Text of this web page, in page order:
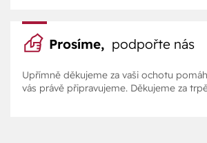
Prosíme, podpořte nás
Upřímně děkujeme za vaši ochotu
vás právě připravujeme. Děkujeme za